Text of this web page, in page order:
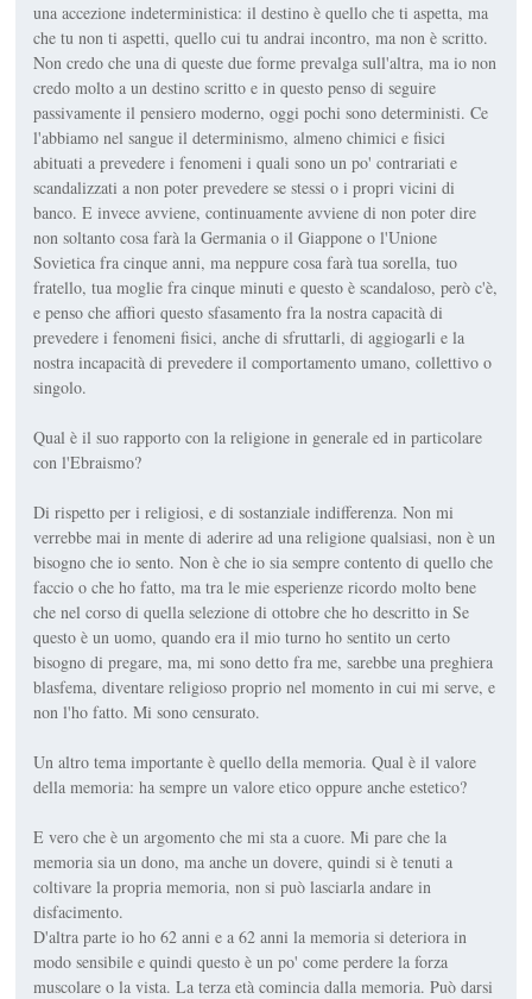
una accezione indeterministica: il destino è quello che ti aspetta, ma
che tu non ti aspetti, quello cui tu andrai incontro, ma non è scritto.
Non credo che una di queste due forme prevalga sull'altra, ma io non
credo molto a un destino scritto e in questo penso di seguire
passivamente il pensiero moderno, oggi pochi sono deterministi. Ce
l'abbiamo nel sangue il determinismo, almeno chimici e fisici
abituati a prevedere i fenomeni i quali sono un po' contrariati e
scandalizzati a non poter prevedere se stessi o i propri vicini di
banco. E invece avviene, continuamente avviene di non poter dire
non soltanto cosa farà la Germania o il Giappone o l'Unione
Sovietica fra cinque anni, ma neppure cosa farà tua sorella, tuo
fratello, tua moglie fra cinque minuti e questo è scandaloso, però c'è,
e penso che affiori questo sfasamento fra la nostra capacità di
prevedere i fenomeni fisici, anche di sfruttarli, di aggiogarli e la
nostra incapacità di prevedere il comportamento umano, collettivo o
singolo.
Qual è il suo rapporto con la religione in generale ed in particolare
con l'Ebraismo?
Di rispetto per i religiosi, e di sostanziale indifferenza. Non mi
verrebbe mai in mente di aderire ad una religione qualsiasi, non è un
bisogno che io sento. Non è che io sia sempre contento di quello che
faccio o che ho fatto, ma tra le mie esperienze ricordo molto bene
che nel corso di quella selezione di ottobre che ho descritto in Se
questo è un uomo, quando era il mio turno ho sentito un certo
bisogno di pregare, ma, mi sono detto fra me, sarebbe una preghiera
blasfema, diventare religioso proprio nel momento in cui mi serve, e
non l'ho fatto. Mi sono censurato.
Un altro tema importante è quello della memoria. Qual è il valore
della memoria: ha sempre un valore etico oppure anche estetico?
E vero che è un argomento che mi sta a cuore. Mi pare che la
memoria sia un dono, ma anche un dovere, quindi si è tenuti a
coltivare la propria memoria, non si può lasciarla andare in
disfacimento.
D'altra parte io ho 62 anni e a 62 anni la memoria si deteriora in
modo sensibile e quindi questo è un po' come perdere la forza
muscolare o la vista. La terza età comincia dalla memoria. Può darsi